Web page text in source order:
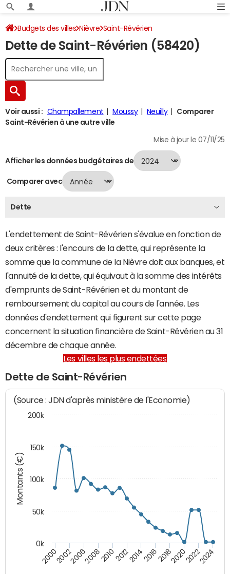
Budgets des villes Nièvre Saint-Révérien
Dette au 31/12/2024
Dette de Saint-Révérien (58420)
Voir aussi : Champallement Moussy Neuilly
Comparer
Saint-Révérien à une autre ville
Mise à jour le 07/11/25
Afficher les données budgétaires de
Comparer avec
Dette
L'endettement de Saint-Révérien s'évalue en fonction de
deux critères : l'encours de la dette, qui représente la
somme que la commune de la Nièvre doit aux banques, et
l'annuité de la dette, qui équivaut à la somme des intérêts
d'emprunts de Saint-Révérien et du montant de
remboursement du capital au cours de l'année. Les
données d'endettement qui figurent sur cette page
concernent la situation financière de Saint-Révérien au 31
décembre de chaque année.
Les villes les plus endettées
Dette de Saint-Révérien
Montants (€)
(Source : JDN d'après ministère de l'Economie)
200020022006200820102012201420162018202020222024
0k
50k
100k
150k
200k